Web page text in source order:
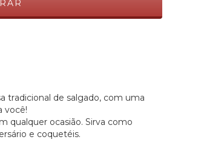
tradicional de salgado, com uma
você!
qualquer ocasião. Sirva como
e coquetéis.